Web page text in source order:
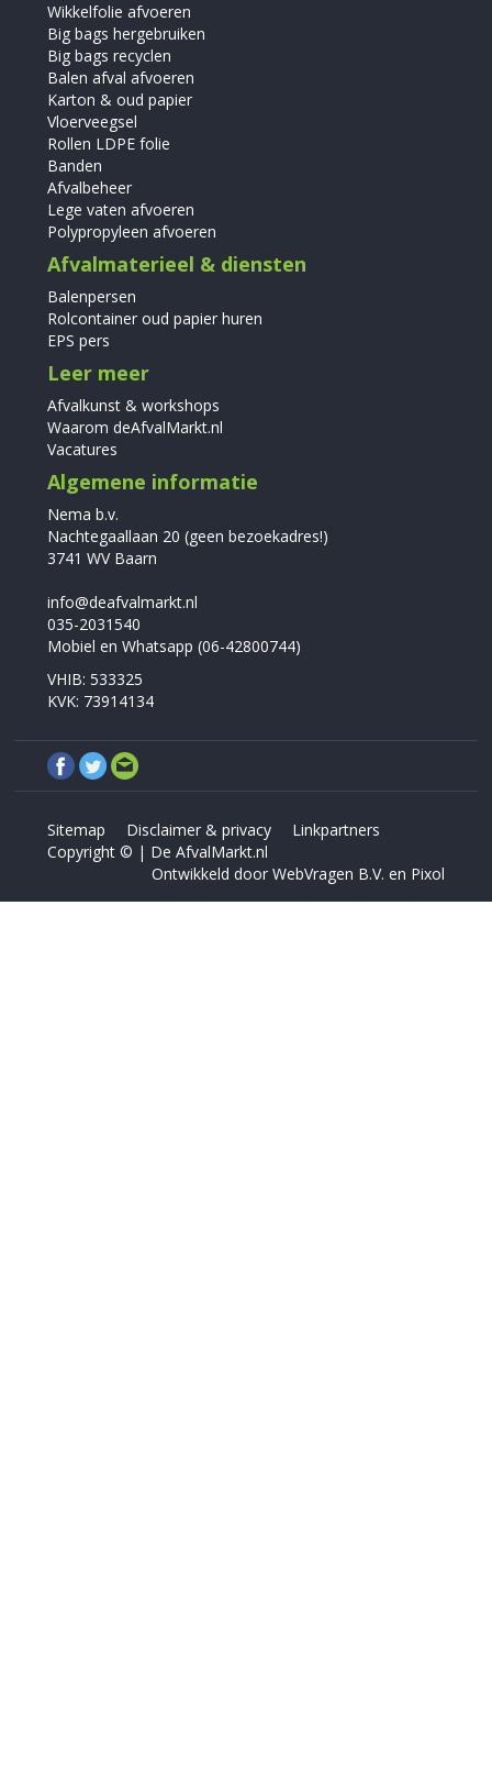
Wikkelfolie afvoeren
Big bags hergebruiken
Big bags recyclen
Balen afval afvoeren
Karton & oud papier
Vloerveegsel
Rollen LDPE folie
Banden
Afvalbeheer
Lege vaten afvoeren
Polypropyleen afvoeren
Afvalmaterieel & diensten
Balenpersen
Rolcontainer oud papier huren
EPS pers
Leer meer
Afvalkunst & workshops
Waarom deAfvalMarkt.nl
Vacatures
Algemene informatie
Nema b.v.
Nachtegaallaan 20 (geen bezoekadres!)
3741 WV Baarn
info@deafvalmarkt.nl
035-2031540
Mobiel en Whatsapp (06-42800744)
VHIB: 533325
KVK: 73914134
Sitemap Disclaimer & privacy
Linkpartners
Copyright © | De AfvalMarkt.nl
Ontwikkeld door WebVragen B.V. en Pixol